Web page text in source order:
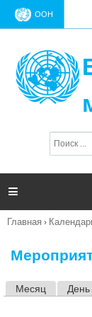
ООН
п
и

Вы
Главная ›
Месяц День